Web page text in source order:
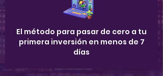
El método para pasar de cero a tu
primera inversión en menos de 7
días